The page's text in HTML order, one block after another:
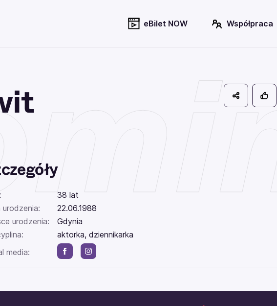
eBilet NOW Współpraca
38 lat
22.06.1988
urodzenia:
Gdynia
aktorka, dziennikarka
media: